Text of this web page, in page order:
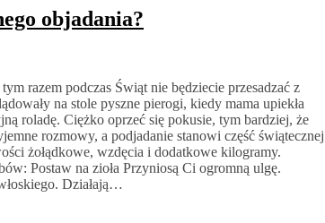
objadania?
razem podczas Świąt nie będziecie przesadzać z
na stole pyszne pierogi, kiedy mama upiekła
roladę. Ciężko oprzeć się pokusie, tym bardziej, że
rozmowy, a podjadanie stanowi część świątecznej
żołądkowe, wzdęcia i dodatkowe kilogramy.
Postaw na zioła Przyniosą Ci ogromną ulgę.
Działają…